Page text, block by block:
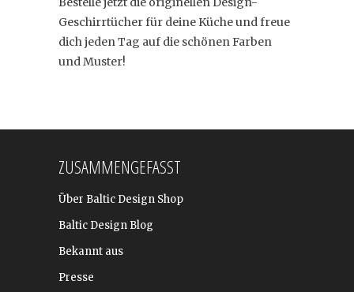
Geschirrtücher für deine Küche und freue
dich jeden Tag auf die schönen Farben
und Muster!
ZUSAMMENGEFASST
Über Baltic Design Shop
Baltic Design Blog
Bekannt aus
Presse